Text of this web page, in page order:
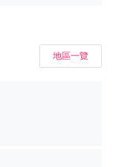
地區一覽